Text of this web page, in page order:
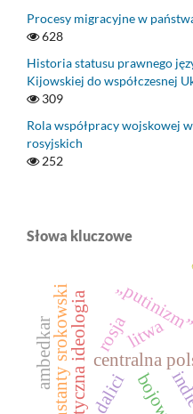
Procesy migracyjne w
628
Historia statusu prawnego
Kijowskiej do współczesnej
309
Rola współpracy wojskowej
rosyjskich
252
Słowa kluczowe
centralna
dogmatyczna ideologia rosja
konstanty srokowski
ambedkar
dalici
litwa